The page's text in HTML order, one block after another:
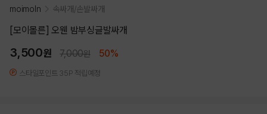
moimoln 속싸개/손발싸개
[모이몰른] 오웬 밤부싱글발싸개
3,500원 7,000원 50%
스타일포인트 35P 적립예정